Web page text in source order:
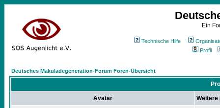
Ein
Technische Hilfe
Profil
Deutsches Makuladegeneration-Forum Foren-Übersicht
Avatar Weitere